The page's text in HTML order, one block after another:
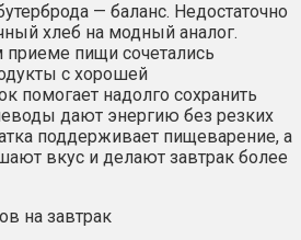
— баланс. Недостаточно
хлеб на модный аналог.
пищи сочетались
с хорошей
помогает надолго сохранить
дают энергию без резких
поддерживает пищеварение, а
вкус и делают завтрак более